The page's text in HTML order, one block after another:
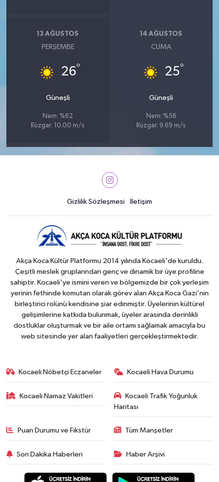
13 AĞUSTOS
PERŞEMBE
26°
Güneşli
Nem: %62
Rüzgar: 10.00 m/s
14 AĞUSTOS
CUMA
25°
Güneşli
Nem: %56
Rüzgar: 9.69 m/s
Gizlilik Sözleşmesi İletişim
Akça Koca Kültür Platformu 2014 yılında Kocaeli'de kuruldu.
Çeşitli meslek gruplarından genç ve dinamik bir üye profiline
sahiptir. Kocaeli'ye ismini veren ve bölgemizde bir çok yerleşim
yerinin fethinde komutan olarak görev alan Akça Koca Gazi'nin
birleştirici rolünü kendisine şiar edinmiştir. Üyelerinin kültürel
gelişimlerine katkıda bulunmak, üyeler arasında derinlikli
dostluklar oluşturmak ve bir aile ortamı sağlamak amacıyla bu
web sitesinde yer alan faaliyetleri gerçekleştirmektedir.
Kocaeli Nöbetçi Eczaneler Kocaeli Hava Durumu
Kocaeli Namaz Vakitleri
Kocaeli Trafik Yoğunluk
Haritası
Puan Durumu ve Fikstür Tüm Manşetler
Son Dakika Haberleri Haber Arşivi